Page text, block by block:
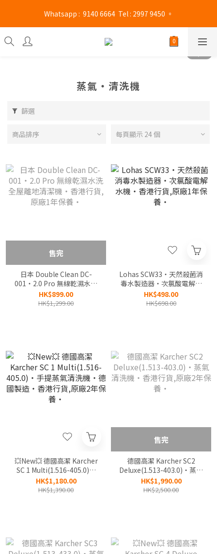
旺角門市營業時間 : (星期一至六 13:00 - 21:00 / 星期日及公眾假期
13:00 - 19:00)
Whatsapp :  9140 6664  Tel : 2997 9450 。
旺角門市營業時間 : (星期一至六 13:00 - 21:00 / 星期日及公眾假期
13:00 - 19:00)
蒸氣‧清洗機
篩選
商品排序 每頁顯示 24 個
售完
日本 Double Clean DC-
001‧2.0 Pro 無線乾濕水洗
全屋離地清潔機‧香港行貨,
原廠1年保養‧
HK$899.00
HK$1,299.00
Lohas SCW33‧天然殺菌消
毒水製造器‧次氯酸電解水
機‧香港行貨,原廠1年保
養‧
HK$498.00
HK$698.00
💥New💥 德國高潔 Karcher
SC 1 Multi(1.516-405.0)‧
手提蒸氣清洗機‧德國製
造‧香港行貨,原廠2年保
HK$1,180.00
HK$1,390.00
售完
德國高潔 Karcher SC2
Deluxe(1.513-403.0)‧蒸氣
清洗機‧香港行貨,原廠2年
保養‧
HK$1,990.00
HK$2,500.00